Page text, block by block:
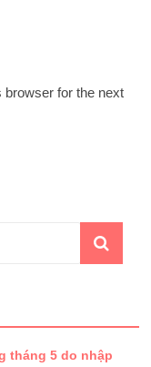
browser for the next
tháng 5 do nhập